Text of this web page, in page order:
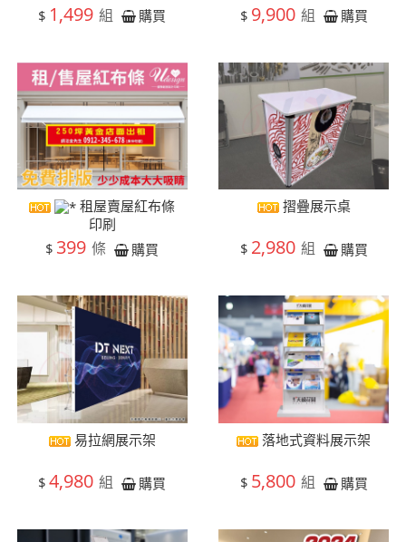
$ 1,499 組 購買 $ 9,900 組 購買
租屋賣屋紅布條
印刷
$ 399 條 購買
摺疊展示桌
$ 2,980 組 購買
易拉網展示架
$ 4,980 組 購買
落地式資料展示架
$ 5,800 組 購買